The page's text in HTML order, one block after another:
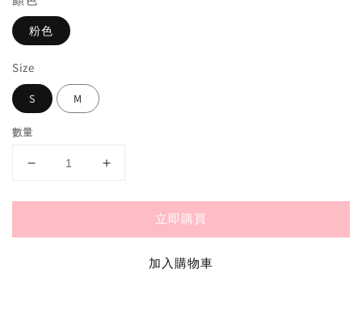
粉色
Size
S M
數量
立即購買
加入購物車